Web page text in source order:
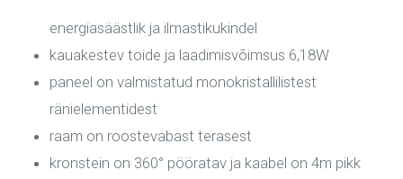
energiasäästlik ja ilmastikukindel
kauakestev toide ja laadimisvõimsus 6,18W
paneel on valmistatud monokristallilistest
ränielementidest
raam on roostevabast terasest
kronstein on 360° pööratav ja kaabel on 4m pikk